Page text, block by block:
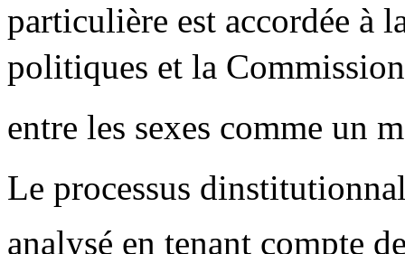
particulière est accordée à
politiques et la
entre les sexes comme un
Le processus
analysé en tenant compte